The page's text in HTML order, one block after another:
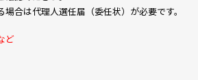
合は代理人選任届（委任状）が必要です。
ど